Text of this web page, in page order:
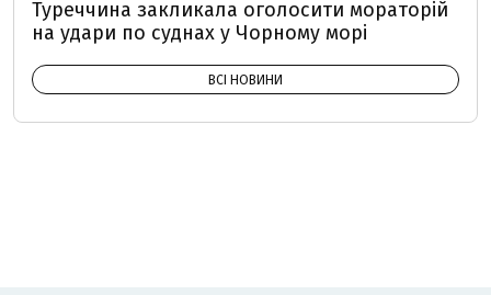
Туреччина закликала оголосити мораторій
на удари по суднах у Чорному морі
ВСІ НОВИНИ